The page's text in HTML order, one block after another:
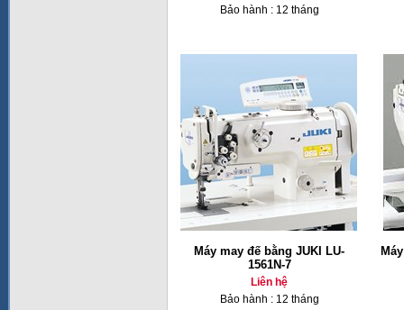
Bảo hành : 12 tháng
Máy may đế bằng JUKI LU-
1561N-7
Liên hệ
Bảo hành : 12 tháng